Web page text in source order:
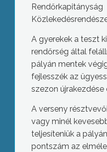
Rendőrkapitányság
A gyerekek a teszt
rendőrség által
pályán mentek
fejlesszék az
szezon újrakezdése
A verseny
vagy minél
teljesíteniük a
pontszám az